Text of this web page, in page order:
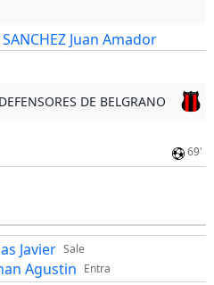
Juan Amador
DEFENSORES DE BELGRANO
69'
Sale
Javier
Entra
Agustin